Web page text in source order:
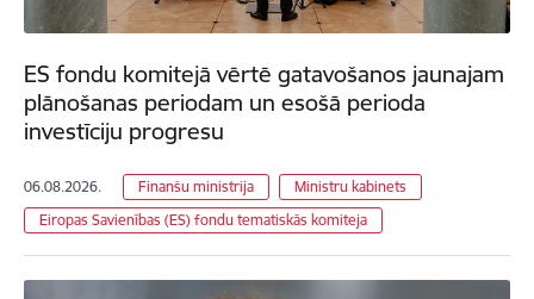
ES fondu komitejā vērtē gatavošanos jaunajam
plānošanas periodam un esošā perioda
investīciju progresu
06.08.2026. Finanšu ministrija
Ministru kabinets
Eiropas Savienības (ES) fondu tematiskās komiteja